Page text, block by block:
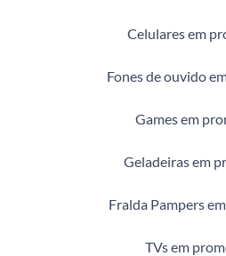
Celulares em
Fones de ouvido
Games em
Geladeiras em
Fralda Pampers
TVs em